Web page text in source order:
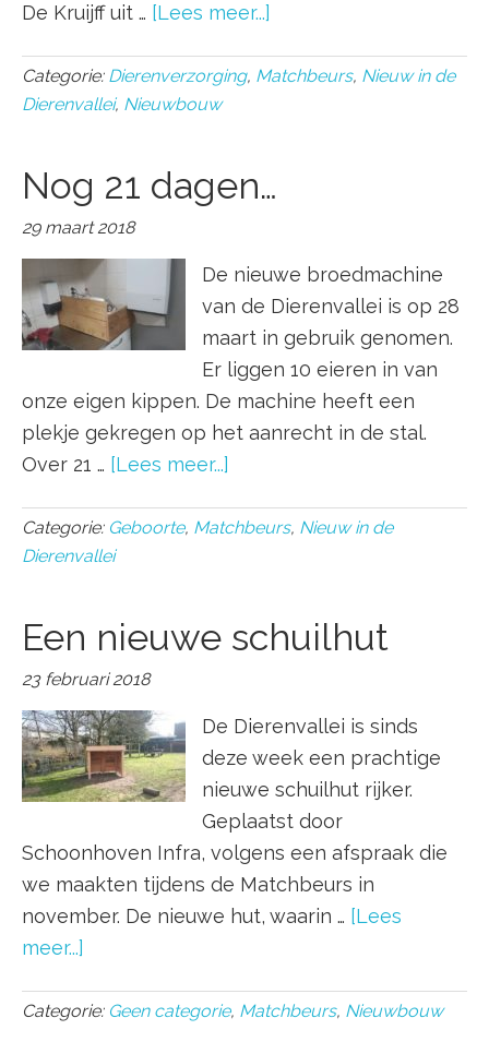
De Kruijff uit … [Lees meer...]
Categorie: Dierenverzorging, Matchbeurs, Nieuw in de
Dierenvallei, Nieuwbouw
Nog 21 dagen…
29 maart 2018
De nieuwe broedmachine
van de Dierenvallei is op 28
maart in gebruik genomen.
Er liggen 10 eieren in van
onze eigen kippen. De machine heeft een
plekje gekregen op het aanrecht in de stal.
Over 21 … [Lees meer...]
Categorie: Geboorte, Matchbeurs, Nieuw in de
Dierenvallei
Een nieuwe schuilhut
23 februari 2018
De Dierenvallei is sinds
deze week een prachtige
nieuwe schuilhut rijker.
Geplaatst door
Schoonhoven Infra, volgens een afspraak die
we maakten tijdens de Matchbeurs in
november. De nieuwe hut, waarin … [Lees
meer...]
Categorie: Geen categorie, Matchbeurs, Nieuwbouw